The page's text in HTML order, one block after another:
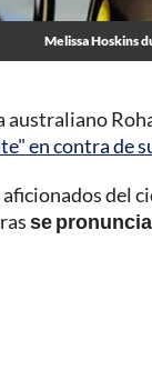
Melissa Hoskins
australiano
en contra de
del
se